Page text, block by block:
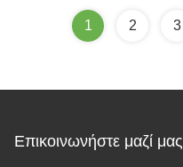
1 2 3
Επικοινωνήστε μαζί μας